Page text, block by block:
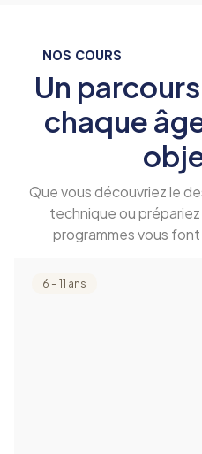
NOS COURS
Un
chaque
Que vous découvriez le
technique ou
programmes vous
6 – 11 ans